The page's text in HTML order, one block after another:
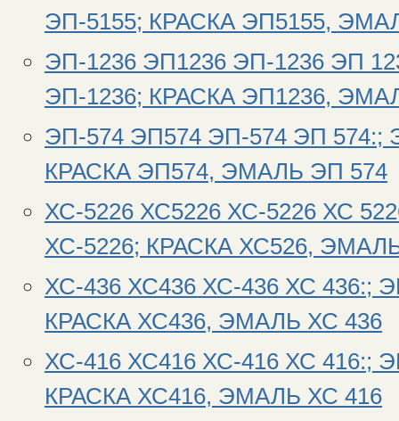
ЭП-5155; КРАСКА ЭП5155,
ЭП-1236 ЭП1236 ЭП-1236 ЭП
ЭП-1236; КРАСКА ЭП1236,
ЭП-574 ЭП574 ЭП-574 ЭП
КРАСКА ЭП574, ЭМАЛЬ ЭП 574
ХС-5226 ХС5226 ХС-5226 ХС
ХС-5226; КРАСКА ХС526,
ХС-436 ХС436 ХС-436 ХС
КРАСКА ХС436, ЭМАЛЬ ХС 436
ХС-416 ХС416 ХС-416 ХС
КРАСКА ХС416, ЭМАЛЬ ХС 416